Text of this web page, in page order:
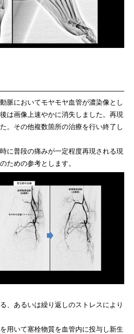
脈においてモヤモヤ血管が濃染像とし
は画像上速やかに消失しました。再現
。その他複数箇所の治療を行い終了し
に普段の痛みが一定程度再現される現
ための参考とします。
、あるいは繰り返しのストレスにより
用いて塞栓物質を血管内に投与し新生